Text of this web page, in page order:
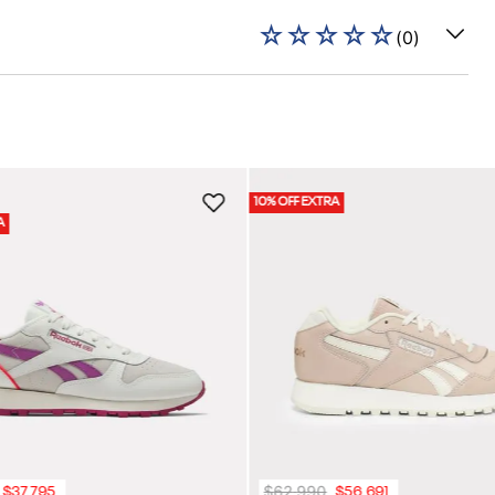
☆☆☆☆☆(0)
$37.795
10% OFF EXTRA
$62.990 $56.691